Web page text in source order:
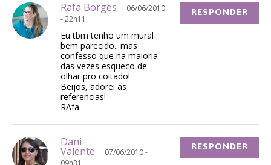
Rafa Borges
06/06/2010
- 22h11
Eu tbm tenho um mural
bem parecido.. mas
confesso que na maioria
das vezes esqueco de
olhar pro coitado!
Beijos, adorei as
referencias!
RAfa
RESPONDER
Dani
Valente
07/06/2010 -
RESPONDER